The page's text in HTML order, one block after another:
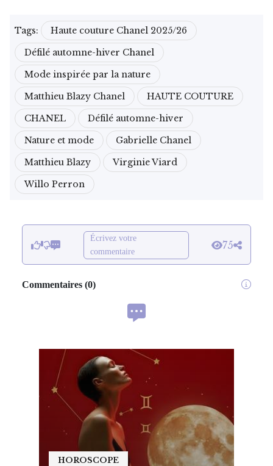
Tags:
Haute couture Chanel 2025/26
Défilé automne-hiver Chanel
Mode inspirée par la nature
Matthieu Blazy Chanel
HAUTE COUTURE
CHANEL
Défilé automne-hiver
Nature et mode
Gabrielle Chanel
Matthieu Blazy
Virginie Viard
Willo Perron
Écrivez votre
commentaire
75
Commentaires (0)
HOROSCOPE